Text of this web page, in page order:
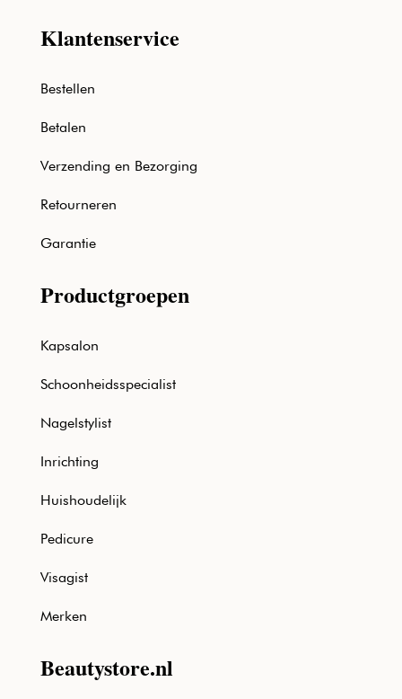
Klantenservice
Bestellen
Betalen
Verzending en Bezorging
Retourneren
Garantie
Productgroepen
Kapsalon
Schoonheidsspecialist
Nagelstylist
Inrichting
Huishoudelijk
Pedicure
Visagist
Merken
Beautystore.nl